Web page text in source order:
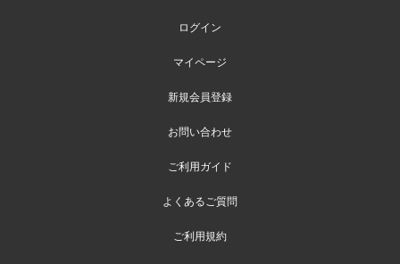
ログイン
マイページ
新規会員登録
お問い合わせ
ご利用ガイド
よくあるご質問
ご利用規約